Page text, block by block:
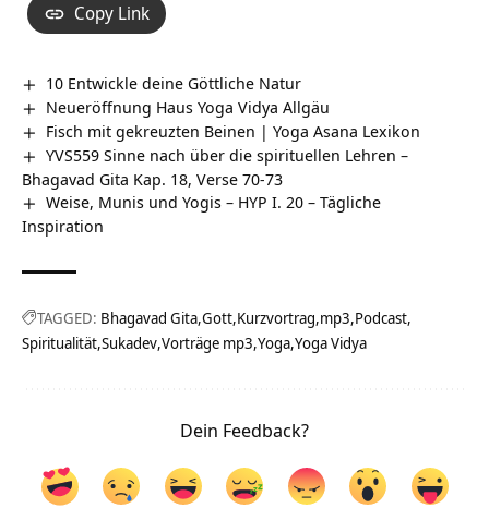
Copy Link
10 Entwickle deine Göttliche Natur
Neueröffnung Haus Yoga Vidya Allgäu
Fisch mit gekreuzten Beinen | Yoga Asana Lexikon
YVS559 Sinne nach über die spirituellen Lehren –
Bhagavad Gita Kap. 18, Verse 70-73
Weise, Munis und Yogis – HYP I. 20 – Tägliche
Inspiration
TAGGED: Bhagavad Gita Gott Kurzvortrag mp3 Podcast
Spiritualität Sukadev Vorträge mp3 Yoga Yoga Vidya
Dein Feedback?